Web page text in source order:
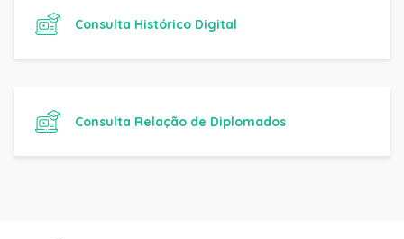
Consulta Histórico Digital
Consulta Relação de Diplomados